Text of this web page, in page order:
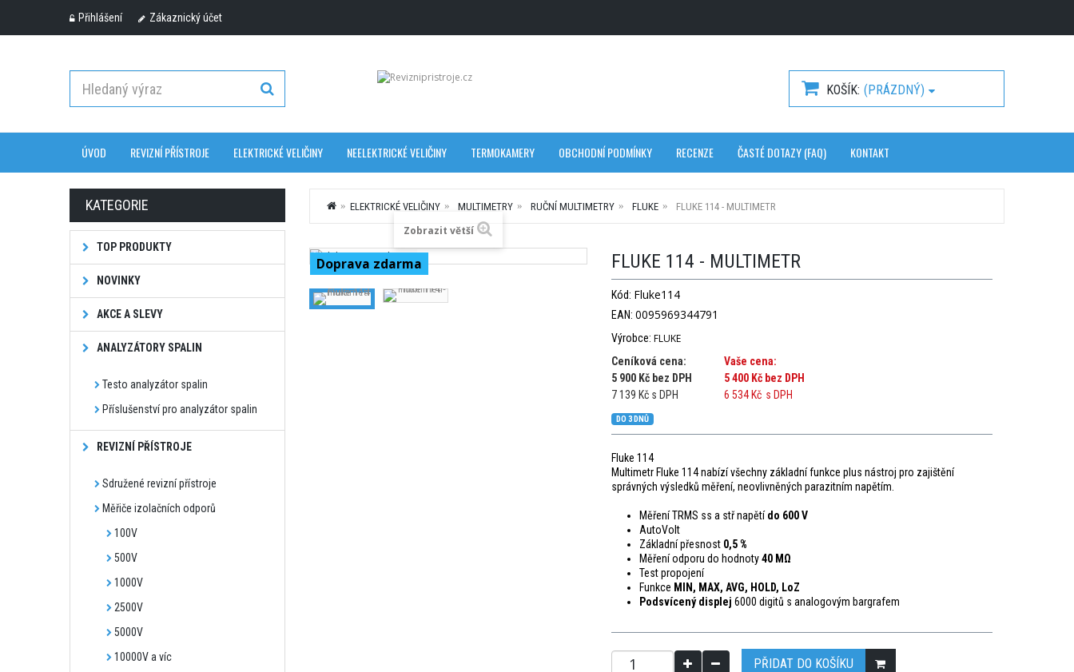
Přihlášení Zákaznický účet
KOŠÍK (PRÁZDNÝ)
ÚVOD REVIZNÍ PŘÍSTROJE ELEKTRICKÉ VELIČINY NEELEKTRICKÉ VELIČINY TERMOKAMERY OBCHODNÍ PODMÍNKY RECENZE ČASTÉ DOTAZY (FAQ) KONTAKT
KATEGORIE
TOP PRODUKTY
NOVINKY
AKCE A SLEVY
ANALYZÁTORY SPALIN
Testo analyzátor spalin
Příslušenství pro analyzátor spalin
REVIZNÍ PŘÍSTROJE
Sdružené revizní přístroje
Měřiče izolačních odporů
100V
500V
1000V
2500V
5000V
10000V a víc
ELEKTRICKÉ VELIČINY MULTIMETRY RUČNÍ MULTIMETRY FLUKE FLUKE 114 - MULTIMETR
Doprava zdarma
Zobrazit větší
FLUKE 114 - MULTIMETR
Kód: Fluke114
EAN: 0095969344791
Výrobce: FLUKE
Ceníková cena:
5 900 Kč bez DPH
7 139 Kč s DPH
Vaše cena:
5 400 Kč bez DPH
6 534 Kč s DPH
DO 3 DNŮ
Fluke 114
Multimetr Fluke 114 nabízí všechny základní funkce plus nástroj pro zajištění
správných výsledků měření, neovlivněných parazitním napětím.
Měření TRMS ss a stř napětído 600 V
AutoVolt
Základní přesnost 0,5 %
Měření odporu do hodnoty40 MΩ
Test propojení
Funkce MIN, MAX, AVG, HOLD, LoZ
Podsvícený displej 6000 digitů s analogovým bargrafem
PŘIDAT DO KOŠÍKU